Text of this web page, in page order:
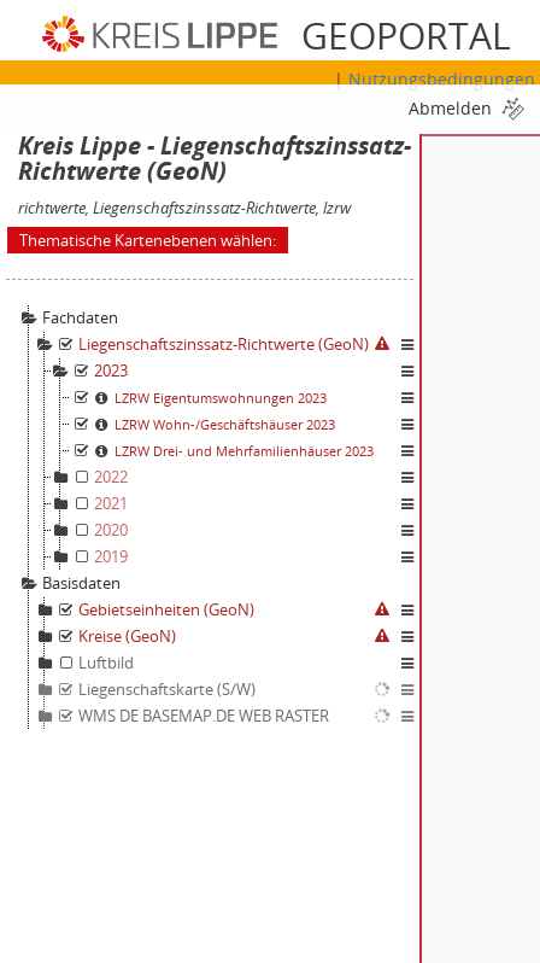
GEOPORTAL
|Nutzungsbedingungen
Abmelden
Kreis Lippe - Liegenschaftszinssatz-
Richtwerte (GeoN)
richtwerte, Liegenschaftszinssatz-Richtwerte, lzrw
Thematische Kartenebenen wählen:
Fachdaten
Liegenschaftszinssatz-Richtwerte (GeoN)
2023
LZRW Eigentumswohnungen 2023
LZRW Wohn-/Geschäftshäuser 2023
LZRW Drei- und Mehrfamilienhäuser 2023
2022
2021
2020
2019
Basisdaten
Gebietseinheiten (GeoN)
Kreise (GeoN)
Luftbild
Liegenschaftskarte (S/W)
WMS DE BASEMAP.DE WEB RASTER
Liegenschaftszinssatz-Richtwerte (GeoN)
LZRW Eigentumswohnungen 2023
LZRW Drei- und Mehrfamilienhäuser 2023
Gebietseinheiten (GeoN)
Kreis Lippe: Kreisgebiet
Kreis Lippe: Kreisangehörige Kommunen
Kreise (GeoN)
KreiseGER
Liegenschaftskarte (S/W)
texte
flurstuecke_ag
symbole
WMS DE BASEMAP.DE WEB RASTER
basemap.de Web Raster Grau